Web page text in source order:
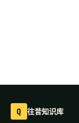
Q 往昔知识库